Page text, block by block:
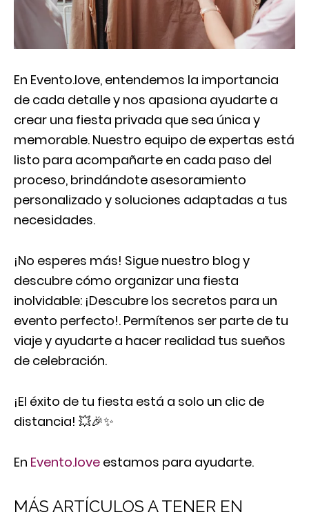
En Evento.love, entendemos la importancia
de cada detalle y nos apasiona ayudarte a
crear una fiesta privada que sea única y
memorable. Nuestro equipo de expertas está
listo para acompañarte en cada paso del
proceso, brindándote asesoramiento
personalizado y soluciones adaptadas a tus
necesidades.
¡No esperes más! Sigue nuestro blog y
descubre cómo organizar una fiesta
inolvidable: ¡Descubre los secretos para un
evento perfecto!. Permítenos ser parte de tu
viaje y ayudarte a hacer realidad tus sueños
de celebración.
¡El éxito de tu fiesta está a solo un clic de
distancia! 💥🎉✨
En Evento.love estamos para ayudarte.
MÁS ARTÍCULOS A TENER EN